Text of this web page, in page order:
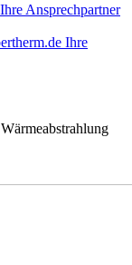
Ihre Ansprechpartner
Ihre